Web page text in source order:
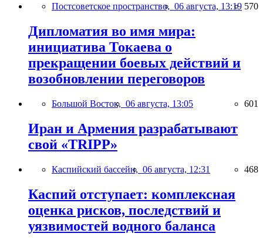
Постсоветское пространство, 06 августа, 13:19 570
Дипломатия во имя мира:
инициатива Токаева о
прекращении боевых действий и
возобновлении переговоров
Большой Восток, 06 августа, 13:05 601
Иран и Армения разрабатывают
свой «TRIPP»
Каспийский бассейн, 06 августа, 12:31 468
Каспий отступает: комплексная
оценка рисков, последствий и
уязвимостей водного баланса